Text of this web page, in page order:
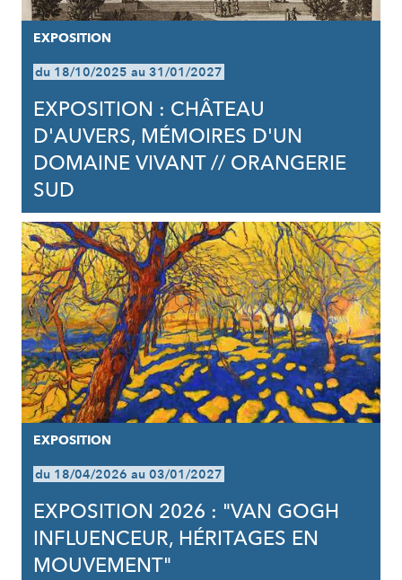
EXPOSITION
du 18/10/2025 au 31/01/2027
EXPOSITION : CHÂTEAU
D'AUVERS, MÉMOIRES D'UN
DOMAINE VIVANT // ORANGERIE
SUD
EXPOSITION
du 18/04/2026 au 03/01/2027
EXPOSITION 2026 : "VAN GOGH
INFLUENCEUR, HÉRITAGES EN
MOUVEMENT"